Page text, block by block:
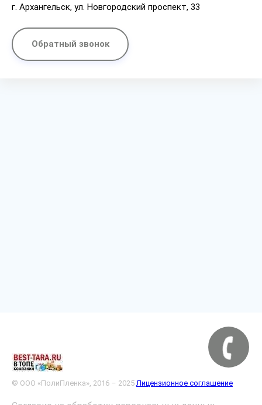
г. Архангельск, ул. Новгородский проспект, 33
Обратный звонок
© ООО «ПолиПленка», 2016 – 2025 Лицензионное соглашение